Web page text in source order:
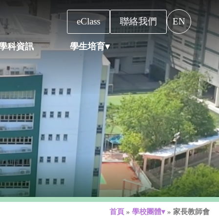
eClass 聯絡我們 EN
科資訊 學生培育▾
首頁 » 學校團體▾ » 家長教師會